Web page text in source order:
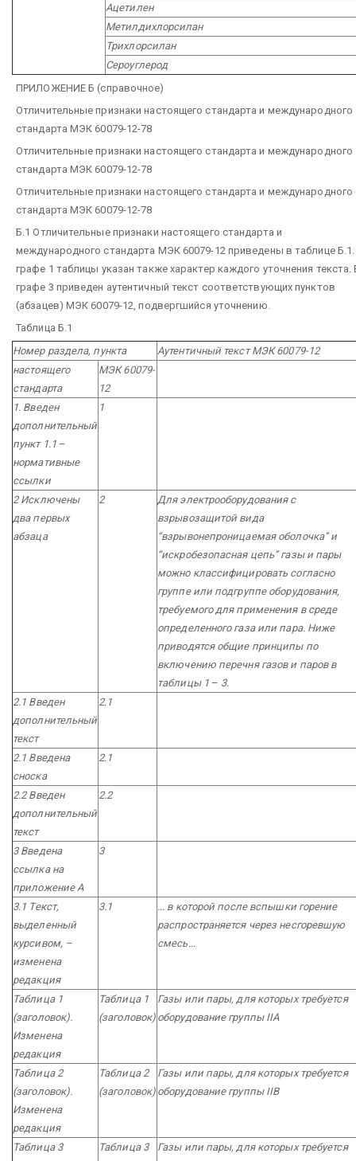
Ацетилен
Метилдихлорсилан
Трихлорсилан
Сероуглерод
ПРИЛОЖЕНИЕ Б (справочное)
Отличительные признаки настоящего стандарта и международного
стандарта МЭК 60079-12-78
Отличительные признаки настоящего стандарта и международного
стандарта МЭК 60079-12-78
Отличительные признаки настоящего стандарта и международного
стандарта МЭК 60079-12-78
Б.1 Отличительные признаки настоящего стандарта и
международного стандарта МЭК 60079-12 приведены в таблице
графе 1 таблицы указан также характер каждого уточнения текста.
графе 3 приведен аутентичный текст соответствующих пунктов
(абзацев) МЭК 60079-12, подвергшийся уточнению.
Таблица Б.1
Номер раздела, пункта
Аутентичный текст МЭК 60079-12
настоящего
стандарта
МЭК 60079-
12
1. Введен
дополнительный
пункт 1.1 –
нормативные
ссылки
1
2 Исключены
два первых
абзаца
2
Для электрооборудования с
взрывозащитой вида
“взрывонепроницаемая оболочка” и
“искробезопасная цепь” газы и пары
можно классифицировать согласно
группе или подгруппе оборудования,
требуемого для применения в среде
определенного газа или пара. Ниже
приводятся общие принципы по
включению перечня газов и паров в
таблицы 1 – 3.
2.1 Введен
дополнительный
текст
2.1
2.1 Введена
сноска
2.1
2.2 Введен
дополнительный
текст
2.2
3 Введена
ссылка на
приложение А
3
3.1 Текст,
выделенный
курсивом, –
изменена
редакция
3.1
... в которой после вспышки горение
распространяется через несгоревшую
смесь...
Таблица 1
(заголовок).
Изменена
редакция
Таблица 1
(заголовок)
Газы или пары, для которых требуется
оборудование группы IIА
Таблица 2
(заголовок).
Изменена
редакция
Таблица 2
(заголовок)
Газы или пары, для которых требуется
оборудование группы IIВ
Таблица 3
Таблица 3
Газы или пары, для которых требуется